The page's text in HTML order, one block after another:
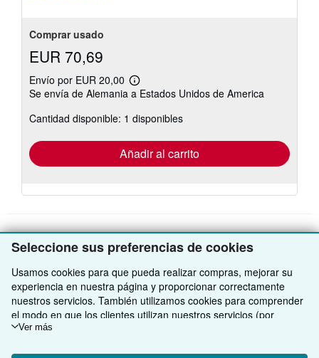
Seleccione sus preferencias de cookies
Usamos cookies para que pueda realizar compras, mejorar su
experiencia en nuestra página y proporcionar correctamente
nuestros servicios. También utilizamos cookies para comprender
el modo en que los clientes utilizan nuestros servicios (por
ejemplo, midiendo las visitas al sitio) y así poder realizar mejoras.
Ver más
Comprar usado
EUR 70,69
Envío por EUR 20,00
Más
información
las
tarifas
envío
Se envía de Alemania a Estados Unidos de America
Cantidad disponible: 1 disponibles
Añadir al carrito
Compre con nosotros
Búsqueda avanzada
Colecciones
Venda con nosotros
Comenzar a vender
Sobre nosotros